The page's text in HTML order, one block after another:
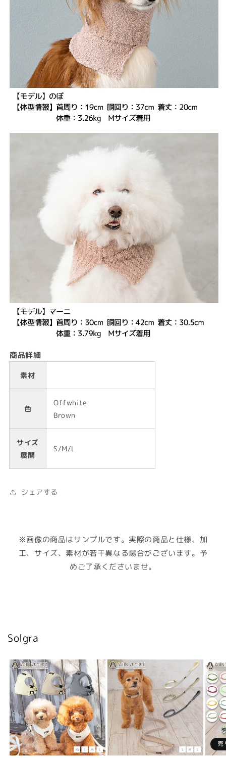
商品詳細
素材
色
Offwhite
Brown
サイズ
展開
S/M/L
シェアする
※画像の商品はサンプルです。実際の商品と仕様、加
工、サイズ、素材が若干異なる場合がございます。予
めご了承くださいませ。
Solgra
売